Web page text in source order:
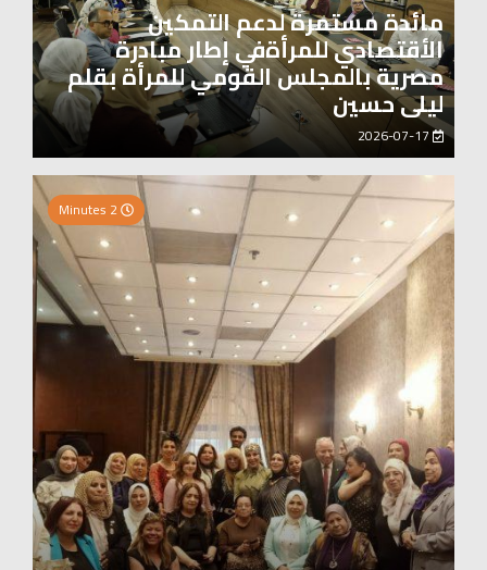
مائدة مستمرة لدعم التمكين
الأقتصادي للمرأةفي إطار مبادرة
مصرية بالمجلس القومي للمرأة بقلم
ليلى حسين
2026-07-17